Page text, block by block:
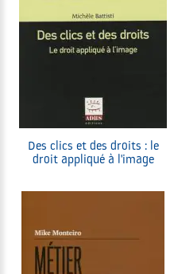
Des clics et des droits : le
droit appliqué à l'image